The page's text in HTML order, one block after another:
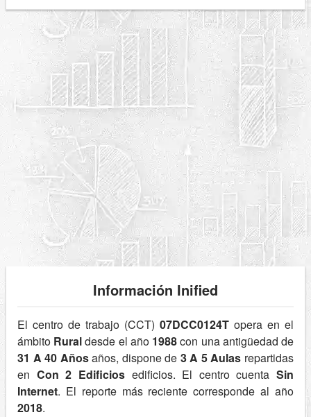
Información Inified
El centro de trabajo (CCT) 07DCC0124T opera en el
ámbito Ruraldesde el año 1988con una antigüedad de
31 A 40 Añosaños, dispone de 3 A 5 Aulas repartidas
en Con 2 Edificiosedificios. El centro cuenta Sin
Internet. El reporte más reciente corresponde al año
2018.